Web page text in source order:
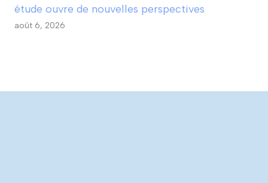
étude ouvre de nouvelles perspectives
août 6, 2026